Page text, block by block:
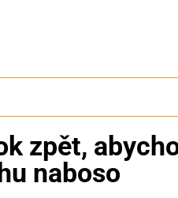
zpět,
naboso